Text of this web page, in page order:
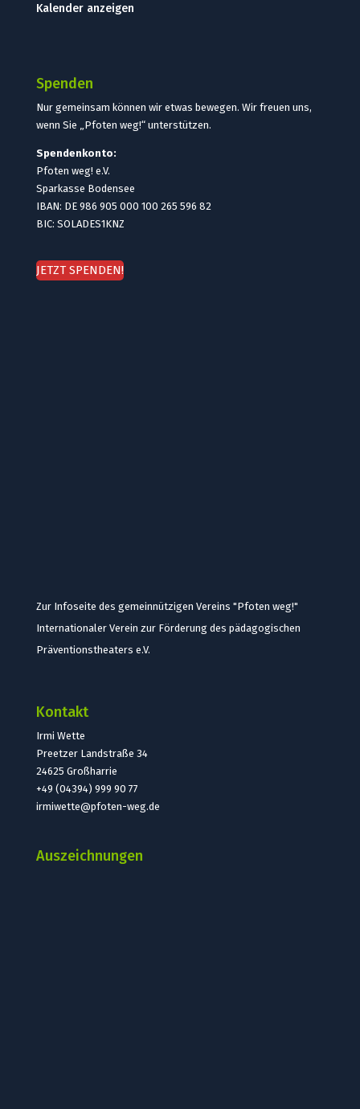
Kalender anzeigen
Spenden
Nur gemeinsam können wir etwas bewegen. Wir freuen uns,
wenn Sie „Pfoten weg!“ unterstützen.
Spendenkonto:
Pfoten weg! e.V.
Sparkasse Bodensee
IBAN: DE 986 905 000 100 265 596 82
BIC: SOLADES1KNZ
JETZT SPENDEN!
Zur Infoseite des gemeinnützigen Vereins "Pfoten weg!"
Internationaler Verein zur Förderung des pädagogischen
Präventionstheaters e.V.
Kontakt
Irmi Wette
Preetzer Landstraße 34
24625 Großharrie
+49 (04394) 999 90 77
irmiwette@pfoten-weg.de
Auszeichnungen